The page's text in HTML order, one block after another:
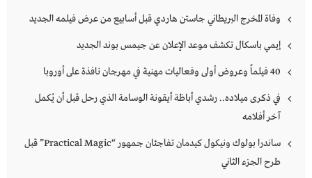
وفاة المخرج البريطاني جاستن هاردي قبل أسابيع من عرض فيلمه الجديد
إيمي باسكال تكشف موعد الإعلان عن جيمس بوند الجديد
40 فيلماً وعروض أولى وفعاليات مهنية في مهرجان نافذة على أوروبا
في ذكرى ميلاده.. رشدي أباظة أيقونة الوسامة الذي رحل قبل أن يُكمل
آخر أفلامه
ساندرا بولوك ونيكول كيدمان تفاجئان جمهور “Practical Magic” قبل
طرح الجزء الثاني